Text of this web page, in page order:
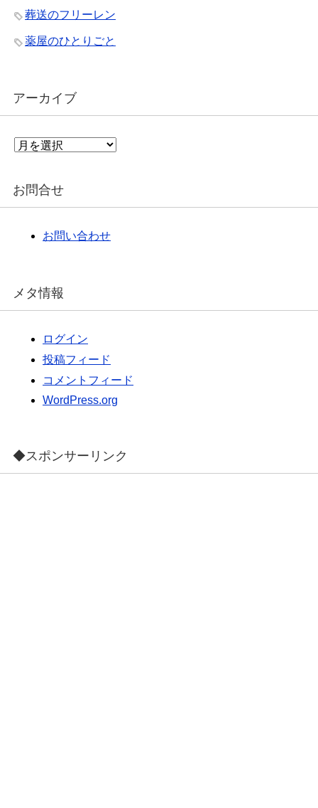
葬送のフリーレン
薬屋のひとりごと
アーカイブ
ア
イ
お問合せ
お問い合わせ
メタ情報
ログイン
投稿フィード
コメントフィード
WordPress.org
◆スポンサーリンク